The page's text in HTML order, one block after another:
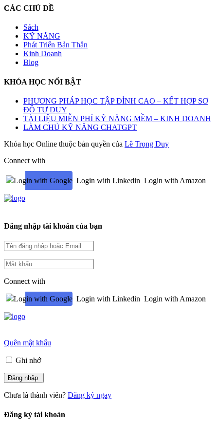
CÁC CHỦ ĐỀ
Sách
KỸ NĂNG
Phát Triển Bản Thân
Kinh Doanh
Blog
KHÓA HỌC NỔI BẬT
PHƯƠNG PHÁP HỌC TẬP ĐỈNH CAO – KẾT HỢP SƠ
ĐỒ TƯ DUY
TÀI LIỆU MIỄN PHÍ KỸ NĂNG MỀM – KINH DOANH
LÀM CHỦ KỸ NĂNG CHATGPT
Khóa học Online thuộc bản quyền của Lê Trọng Duy
Connect with
Login with Google Login with Linkedin Login with Amazon
Đăng nhập tài khoản của bạn
Connect with
Login with Google Login with Linkedin Login with Amazon
Quên mật khẩu
Ghi nhớ
Chưa là thành viên? Đăng ký ngay
Đăng ký tài khoản